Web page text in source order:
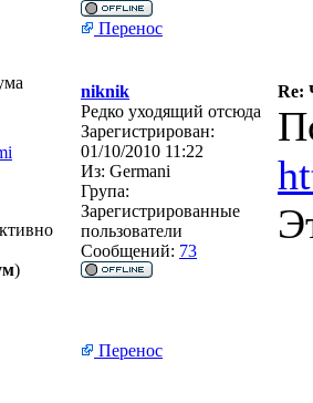
)
Перенос
niknik
Редко уходящий отсюда
Зарегистрирован:
01/10/2010 11:22
Из: Germani
Група:
Зарегистрированные
пользователи
Сообщений: 73
Перенос